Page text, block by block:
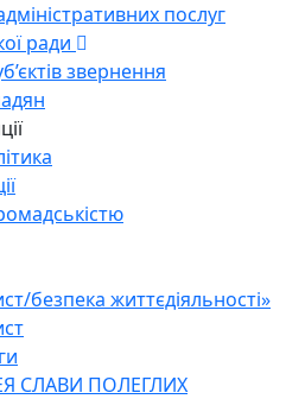
послуг
ради
звернення
безпека життєдіяльності»
СЛАВИ ПОЛЕГЛИХ